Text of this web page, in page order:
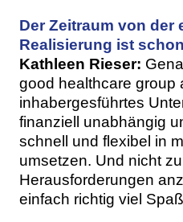
Der Zeitraum von der
Realisierung ist
Kathleen Rieser:
good healthcare group
inhabergesführtes
finanziell unabhängig
schnell und flexibel in
umsetzen. Und nicht
Herausforderungen
einfach richtig viel